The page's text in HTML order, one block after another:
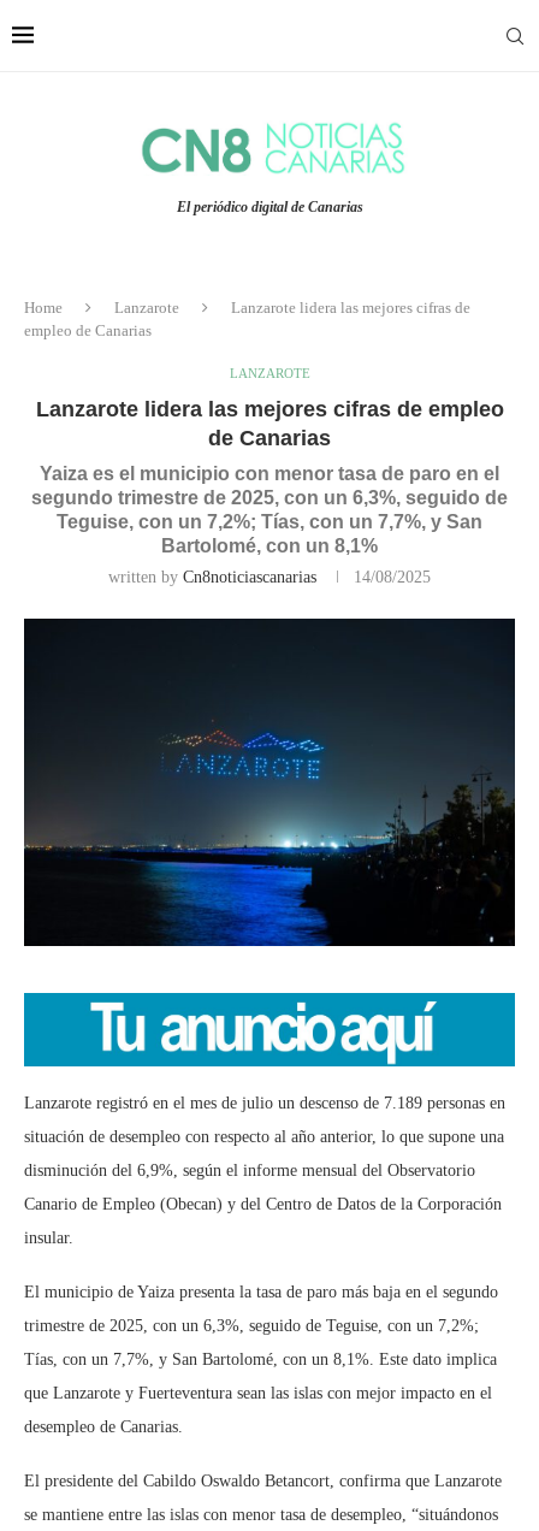
El periódico digital de Canarias
Home Lanzarote
Lanzarote lidera las mejores cifras de
empleo de Canarias
LANZAROTE
Lanzarote lidera las mejores cifras de empleo
de Canarias
Yaiza es el municipio con menor tasa de paro en el
segundo trimestre de 2025, con un 6,3%, seguido de
Teguise, con un 7,2%; Tías, con un 7,7%, y San
Bartolomé, con un 8,1%
written by Cn8noticiascanarias 14/08/2025
Lanzarote registró en el mes de julio un descenso de 7.189 personas en
situación de desempleo con respecto al año anterior, lo que supone una
disminución del 6,9%, según el informe mensual del Observatorio
Canario de Empleo (Obecan) y del Centro de Datos de la Corporación
insular.
El municipio de Yaiza presenta la tasa de paro más baja en el segundo
trimestre de 2025, con un 6,3%, seguido de Teguise, con un 7,2%;
Tías, con un 7,7%, y San Bartolomé, con un 8,1%. Este dato implica
que Lanzarote y Fuerteventura sean las islas con mejor impacto en el
desempleo de Canarias.
El presidente del Cabildo Oswaldo Betancort, confirma que Lanzarote
se mantiene entre las islas con menor tasa de desempleo, “situándonos